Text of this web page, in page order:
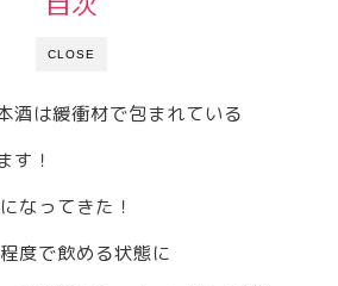
CLOSE
酒は緩衝材で包まれている
す！
なってきた！
度で飲める状態に